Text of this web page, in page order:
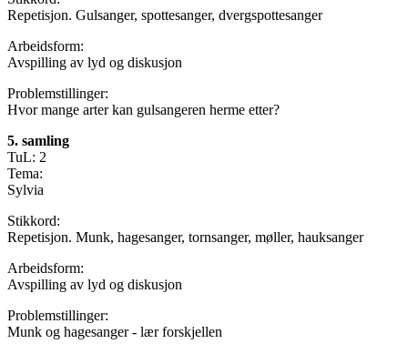
Repetisjon. Gulsanger, spottesanger, dvergspottesanger
Arbeidsform:
Avspilling av lyd og diskusjon
Problemstillinger:
Hvor mange arter kan gulsangeren herme etter?
5. samling
TuL: 2
Tema:
Sylvia
Stikkord:
Repetisjon. Munk, hagesanger, tornsanger, møller, hauksanger
Arbeidsform:
Avspilling av lyd og diskusjon
Problemstillinger:
Munk og hagesanger - lær forskjellen